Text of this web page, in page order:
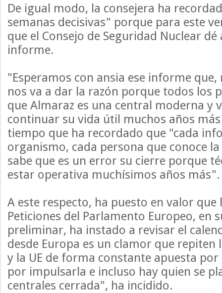
De igual modo, la consejera ha
semanas decisivas" porque para este
que el Consejo de Seguridad Nuclear dé
informe.
"Esperamos con ansia ese informe que,
nos va a dar la razón porque todos los
que Almaraz es una central moderna y
continuar su vida útil muchos años
tiempo que ha recordado que "cada
organismo, cada persona que conoce
sabe que es un error su cierre porque
estar operativa muchísimos años más".
A este respecto, ha puesto en valor que
Peticiones del Parlamento Europeo, en
preliminar, ha instado a revisar el
desde Europa es un clamor que repiten
y la UE de forma constante apuesta
por impulsarla e incluso hay quien se
centrales cerrada", ha incidido.